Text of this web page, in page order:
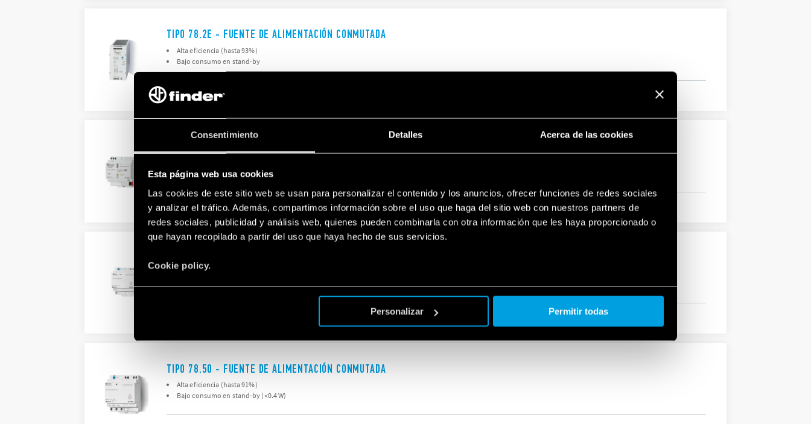
Consentimiento Detalles Acerca de las cookies
Esta página web usa cookies
Las cookies de este sitio web se usan para personalizar el contenido y los anuncios, ofrecer funciones de redes sociales
y analizar el tráfico. Además, compartimos información sobre el uso que haga del sitio web con nuestros partners de
redes sociales, publicidad y análisis web, quienes pueden combinarla con otra información que les haya proporcionado o
que hayan recopilado a partir del uso que haya hecho de sus servicios.
Cookie policy.
Personalizar Permitir todas
TIPO 78.2E - FUENTE DE ALIMENTACIÓN CONMUTADA
Alta eficiencia (hasta 93%)
Bajo consumo en stand-by
DETAILS
Indicador LED de estado
DETAILS
Alta eficiencia (hasta 91%)
Bajo consumo en stand-by (<0.4 W)
TIPO 78.50 - FUENTE DE ALIMENTACIÓN CONMUTADA
Alta eficiencia (hasta 91%)
Bajo consumo en stand-by (<0.4 W)